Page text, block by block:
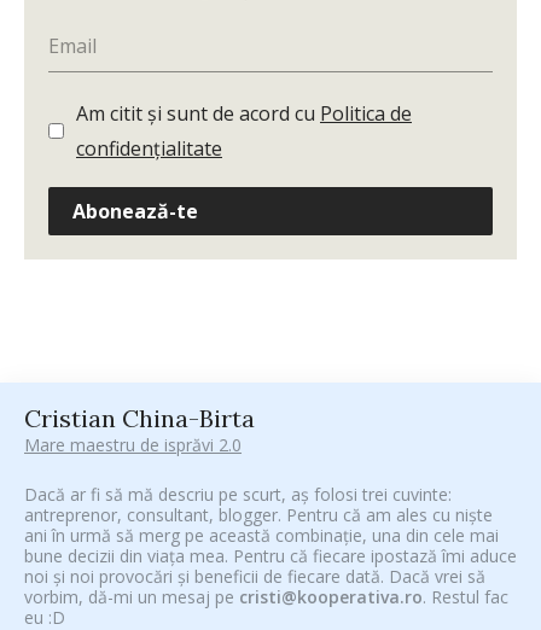
Am citit și sunt de acord cu Politica de
confidențialitate
Abonează-te
Cristian China-Birta
Mare maestru de isprăvi 2.0
Dacă ar fi să mă descriu pe scurt, aș folosi trei cuvinte:
antreprenor, consultant, blogger. Pentru că am ales cu niște
ani în urmă să merg pe această combinație, una din cele mai
bune decizii din viața mea. Pentru că fiecare ipostază îmi aduce
noi și noi provocări și beneficii de fiecare dată. Dacă vrei să
vorbim, dă-mi un mesaj pe cristi@kooperativa.ro. Restul fac
eu :D